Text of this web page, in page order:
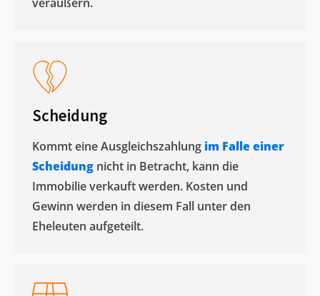
Scheidung
Kommt eine Ausgleichszahlung im Falle einer
Scheidung nicht in Betracht, kann die
Immobilie verkauft werden. Kosten und
Gewinn werden in diesem Fall unter den
Eheleuten aufgeteilt.​